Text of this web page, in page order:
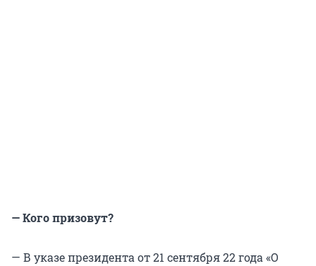
— Кого призовут?
— В указе президента от 21 сентября 22 года «О